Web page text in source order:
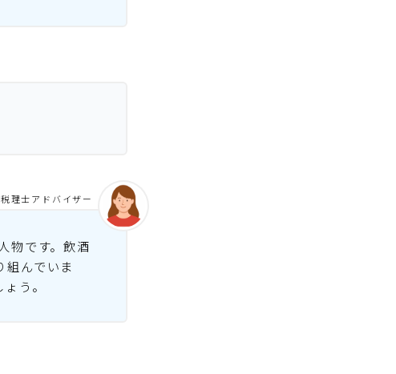
物です。飲酒
んでいま
う。
税理士アドバイザー